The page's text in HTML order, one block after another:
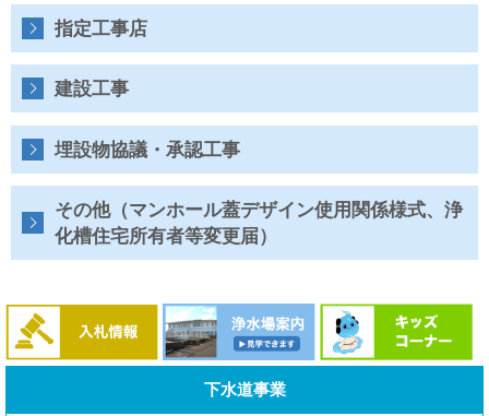
指定工事店
建設工事
埋設物協議・承認工事
その他（マンホール蓋デザイン使用関係様式、浄
化槽住宅所有者等変更届）
下水道事業